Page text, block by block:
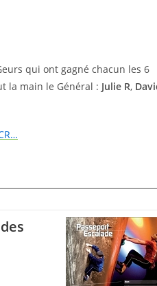
qui ont gagné chacun les 6
la main le Général : Julie R,